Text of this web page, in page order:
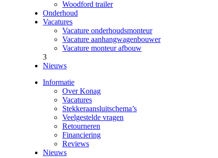
Woodford trailer
Onderhoud
Vacatures
Vacature onderhoudsmonteur
Vacature aanhangwagenbouwer
Vacature monteur afbouw
3
Nieuws
Informatie
Over Konag
Vacatures
Stekkeraansluitschema’s
Veelgestelde vragen
Retourneren
Financiering
Reviews
Nieuws